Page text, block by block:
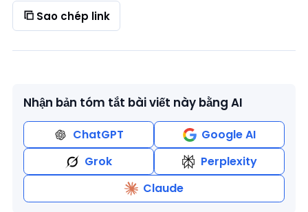
Sao chép link
Nhận bản tóm tắt bài viết này bằng AI
ChatGPT
Google AI
Grok
Perplexity
Claude